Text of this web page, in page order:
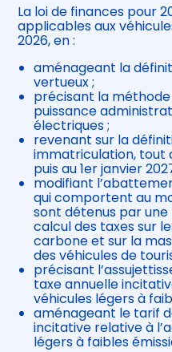
La loi de finances pour
applicables aux
2026, en :
aménageant la
vertueux ;
précisant la
puissance
électriques ;
revenant sur la
immatriculation, tout
puis au 1er janvier
modifiant
qui comportent au
sont détenus par
calcul des taxes sur
carbone et sur la
des véhicules de
précisant
taxe annuelle
véhicules légers à
aménageant le tarif
incitative relative à
légers à faibles